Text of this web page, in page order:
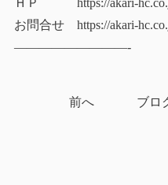
ＨＰ https://akari-
お問合せ https://akari-
—————————-
前へ ブロ